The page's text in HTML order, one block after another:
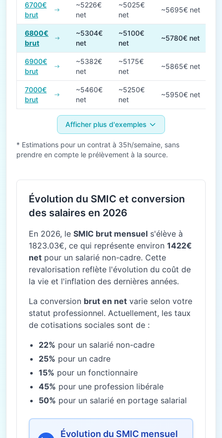
6700€
brut
~5226€
net
~5025€
net
~5695€ net
6800€
brut
~5304€
net
~5100€
net
~5780€ net
6900€
brut
~5382€
net
~5175€
net
~5865€ net
7000€
brut
~5460€
net
~5250€
net
~5950€ net
Afficher plus d'exemples
* Estimations pour un contrat à 35h/semaine, sans
prendre en compte le prélèvement à la source.
Évolution du SMIC et conversion
des salaires en 2026
En 2026, le SMIC brut mensuel s'élève à
1823.03€, ce qui représente environ 1422€
net pour un salarié non-cadre. Cette
revalorisation reflète l'évolution du coût de
la vie et l'inflation des dernières années.
La conversion brut en net varie selon votre
statut professionnel. Actuellement, les taux
de cotisations sociales sont de :
22% pour un salarié non-cadre
25% pour un cadre
15% pour un fonctionnaire
45% pour une profession libérale
50% pour un salarié en portage salarial
Évolution du SMIC mensuel